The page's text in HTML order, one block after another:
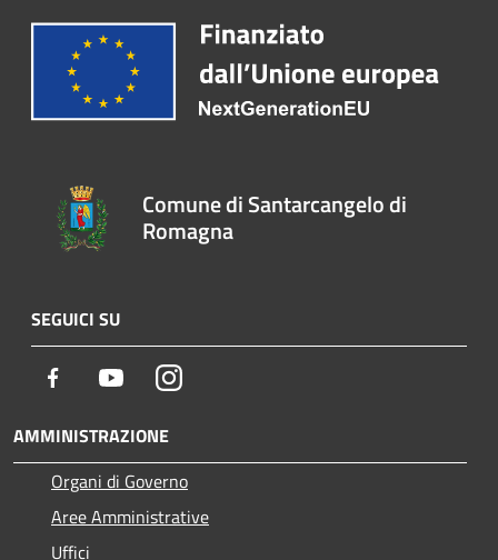
Comune di Santarcangelo di
Romagna
SEGUICI SU
Facebook YoutubeInstagram
AMMINISTRAZIONE
Organi di Governo
Aree Amministrative
Uffici